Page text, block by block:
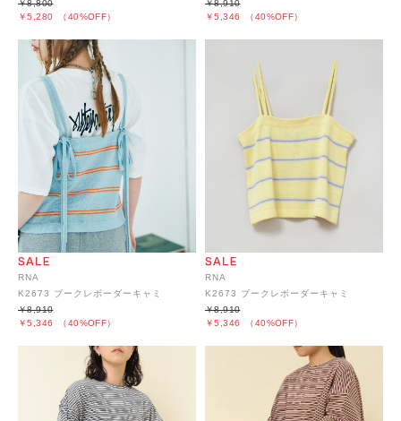
￥5,280 （40%OFF）
￥8,800
￥5,346 （40%OFF）
￥8,910
RNA
K2673 ブークレボーダーキャミ
￥5,346 （40%OFF）
￥8,910
RNA
K2673 ブークレボーダーキャミ
￥5,346 （40%OFF）
￥8,910